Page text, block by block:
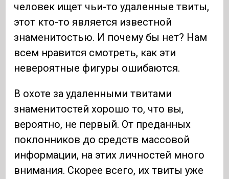
человек ищет чьи-то удаленные твиты,
этот кто-то является известной
знаменитостью. И почему бы нет? Нам
всем нравится смотреть, как эти
невероятные фигуры ошибаются.
В охоте за удаленными твитами
знаменитостей хорошо то, что вы,
вероятно, не первый. От преданных
поклонников до средств массовой
информации, на этих личностей много
внимания. Скорее всего, их твиты уже